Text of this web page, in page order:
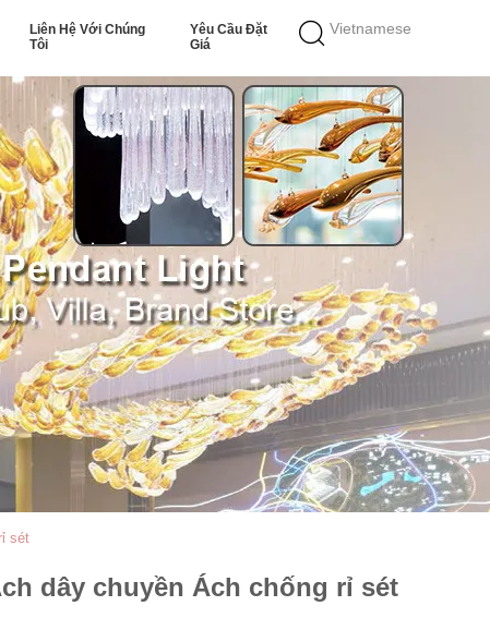
Vietnamese
Liên Hệ Với Chúng
Tôi
Yêu Cầu Đặt
Giá
sét
dây chuyền Ách chống rỉ sét